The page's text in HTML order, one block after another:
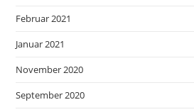
Februar 2021
Januar 2021
November 2020
September 2020